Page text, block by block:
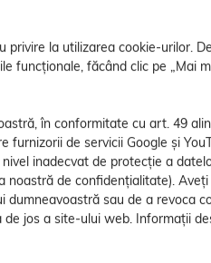
privire la utilizarea cookie-urilor.
funcționale, făcând clic pe „Mai
în conformitate cu art. 49
de servicii Google și
inadecvat de protecție a
noastră de confidențialitate).
sau de a revoca
jos a site-ului web. Informații
cablu de
tambur
Warenkorb
incl. TVA